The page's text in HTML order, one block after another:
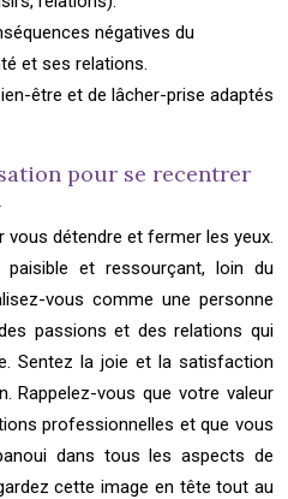
négatives du
et ses relations.
être et de lâcher-prise adaptés
pour se recentrer
vous détendre et fermer les yeux.
et ressourçant, loin du
vous comme une personne
passions et des relations qui
Sentez la joie et la satisfaction
Rappelez-vous que votre valeur
professionnelles et que vous
dans tous les aspects de
cette image en tête tout au